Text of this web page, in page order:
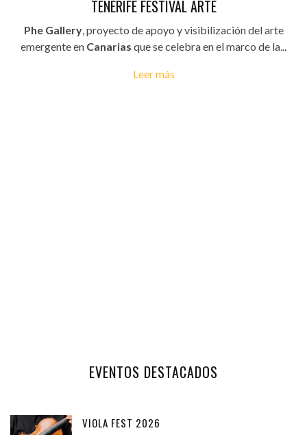
TENERIFE FESTIVAL ARTE
Phe Gallery, proyecto de apoyo y visibilización del arte
emergente en Canarias que se celebra en el marco de la...
Leer más
EVENTOS DESTACADOS
VIOLA FEST 2026